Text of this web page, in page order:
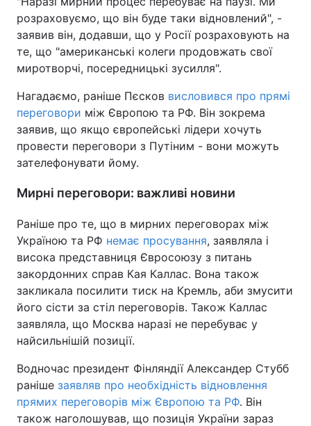
розраховуємо, що він буде таки відновлений", -
заявив він, додавши, що у Росії розраховують на
те, що "американські колеги продовжать свої
миротворчі, посередницькі зусилля".
Нагадаємо, раніше Пєсков висловився про прямі
переговори між Європою та РФ. Він зокрема
заявив, що якщо європейські лідери хочуть
провести переговори з Путіним - вони можуть
зателефонувати йому.
Мирні переговори: важливі новини
Раніше про те, що в мирних переговорах між
Україною та РФ немає просування, заявляла і
висока представниця Євросоюзу з питань
закордонних справ Кая Каллас. Вона також
закликала посилити тиск на Кремль, аби змусити
його сісти за стіл переговорів. Також Каллас
заявляла, що Москва наразі не перебуває у
найсильнішій позиції.
Водночас президент Фінляндії Александер Стубб
раніше заявляв про необхідність відновлення
прямих переговорів між Європою та РФ. Він
також наголошував, що позиція України зараз